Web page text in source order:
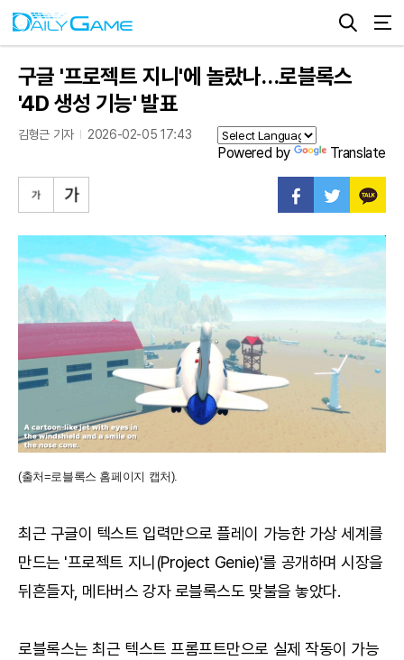
구글 '프로젝트 지니'에 놀랐나…로블록스
'4D 생성 기능' 발표
김형근 기자 2026-02-05 17:43
Powered by Translate
(출처=로블록스 홈페이지 캡처).
최근 구글이 텍스트 입력만으로 플레이 가능한 가상 세계를
만드는 '프로젝트 지니(Project Genie)'를 공개하며 시장을
뒤흔들자, 메타버스 강자 로블록스도 맞불을 놓았다.
로블록스는 최근 텍스트 프롬프트만으로 실제 작동이 가능